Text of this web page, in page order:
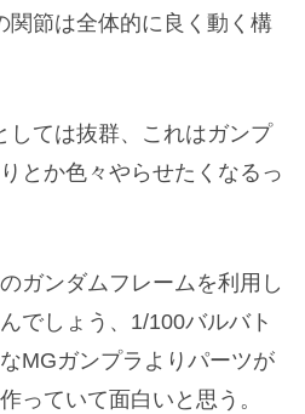
関節は全体的に良く動く構
しては抜群、これはガンプ
とか色々やらせたくなるっ
ガンダムフレームを利用し
でしょう、1/100バルバト
MGガンプラよりパーツが
っていて面白いと思う。